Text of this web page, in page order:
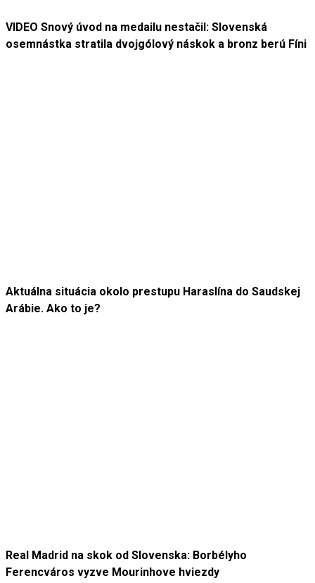
VIDEO Snový úvod na medailu nestačil: Slovenská
osemnástka stratila dvojgólový náskok a bronz berú Fíni
Aktuálna situácia okolo prestupu Haraslína do Saudskej
Arábie. Ako to je?
Real Madrid na skok od Slovenska: Borbélyho
Ferencváros vyzve Mourinhove hviezdy